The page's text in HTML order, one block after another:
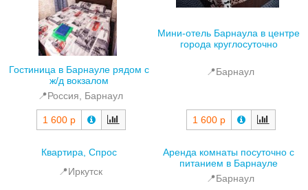
Гостиница в Барнауле рядом с
ж/д вокзалом
📍Россия, Барнаул
1 600 р
Мини-отель Барнаула в центре
города круглосуточно
📍Барнаул
1 600 р
Квартира, Спрос
📍Иркутск
Аренда комнаты посуточно с
питанием в Барнауле
📍Барнаул